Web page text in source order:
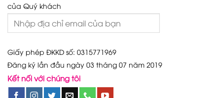
của Quý khách
Giấy phép ĐKKD số: 0315771969
Đăng ký lần đầu ngày 03 tháng 07 năm 2019
Kết nối với chúng tôi